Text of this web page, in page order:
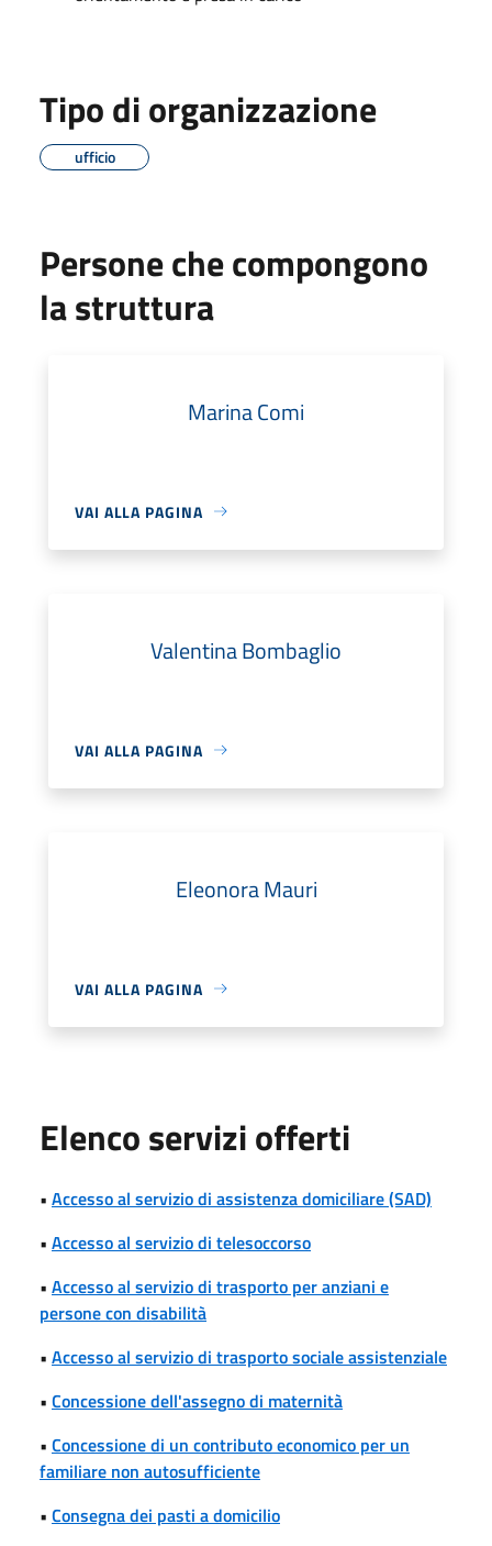
Tipo di organizzazione
ufficio
Persone che compongono
la struttura
Marina Comi
VAI ALLA PAGINA
Valentina Bombaglio
VAI ALLA PAGINA
Eleonora Mauri
VAI ALLA PAGINA
Elenco servizi offerti
• Accesso al servizio di assistenza domiciliare (SAD)
• Accesso al servizio di telesoccorso
• Accesso al servizio di trasporto per anziani e
persone con disabilità
• Accesso al servizio di trasporto sociale assistenziale
• Concessione dell'assegno di maternità
• Concessione di un contributo economico per un
familiare non autosufficiente
• Consegna dei pasti a domicilio